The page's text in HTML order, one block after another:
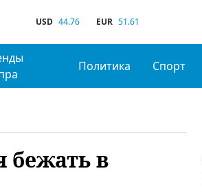
USD 44.76 EUR 51.61
Политика Спорт
в